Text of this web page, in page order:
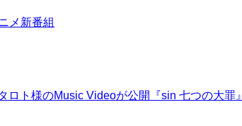
メ新番組
ロト様のMusic Videoが公開『sin 七つの大罪』